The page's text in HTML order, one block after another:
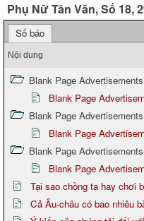
Phụ Nữ Tân Văn, Số 18,
Số báo
Nội dung
Blank Page Advertisements
Blank Page
Blank Page Advertisements
Blank Page
Blank Page Advertisements
Blank Page
Tại sao chồng ta hay chơi
Cả Âu-châu có bao nhiêu